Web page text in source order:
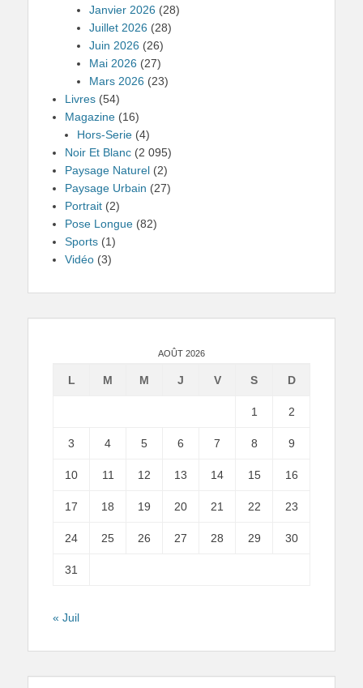
Janvier 2026 (28)
Juillet 2026 (28)
Juin 2026 (26)
Mai 2026 (27)
Mars 2026 (23)
Livres (54)
Magazine (16)
Hors-Serie (4)
Noir Et Blanc (2 095)
Paysage Naturel (2)
Paysage Urbain (27)
Portrait (2)
Pose Longue (82)
Sports (1)
Vidéo (3)
AOÛT 2026
L M M J V S D
1 2
3 4 5 6 7 8 9
10 11 12 13 14 15 16
17 18 19 20 21 22 23
24 25 26 27 28 29 30
31
« Juil